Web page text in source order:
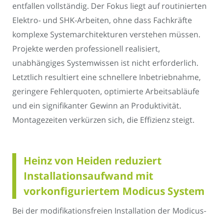
entfallen vollständig. Der Fokus liegt auf routinierten
Elektro- und SHK-Arbeiten, ohne dass Fachkräfte
komplexe Systemarchitekturen verstehen müssen.
Projekte werden professionell realisiert,
unabhängiges Systemwissen ist nicht erforderlich.
Letztlich resultiert eine schnellere Inbetriebnahme,
geringere Fehlerquoten, optimierte Arbeitsabläufe
und ein signifikanter Gewinn an Produktivität.
Montagezeiten verkürzen sich, die Effizienz steigt.
Heinz von Heiden reduziert
Installationsaufwand mit
vorkonfiguriertem Modicus System
Bei der modifikationsfreien Installation der Modicus-